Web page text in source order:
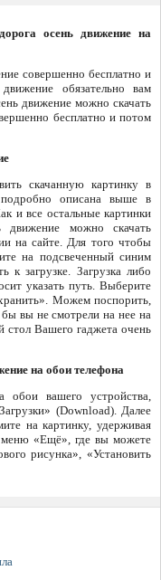
осень движение на
совершенно бесплатно и
обязательно вам
движение можно скачать
бесплатно и потом
скачанную картинку в
подробно описана выше в
и все остальные картинки
можно скачать
на сайте. Для того чтобы
на подсвеченный синим
к загрузке. Загрузка либо
указать путь. Выберите
Можем поспорить,
бы вы не смотрели на нее на
Вашего гаджета очень
на обои телефона
обои вашего устройства,
(Download). Далее
на картинку, удерживая
меню «Ещё», где вы можете
рисунка», «Установить